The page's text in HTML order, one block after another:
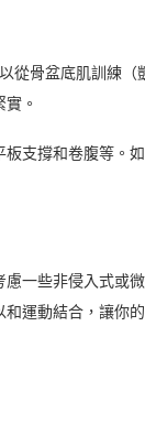
從骨盆底肌訓練
。
支撐和卷腹等。
一些非侵入式或
運動結合，讓你